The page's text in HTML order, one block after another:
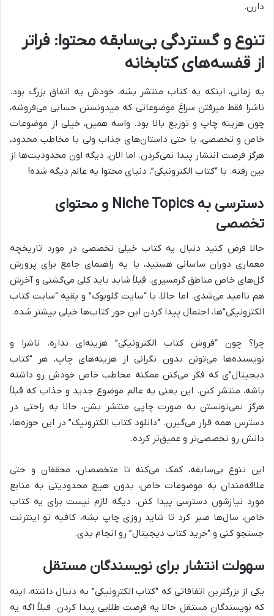
دارن.
تنوع و گستردگی بی‌سابقه محتوا: فراتر
از قفسه‌های کتابخانه
یه زمانی، اینکه یه کتاب منتشر بشه، خودش یه اتفاق بزرگ بود.
ناشرا فقط میرفتن سراغ موضوعاتی که میدونستن حسابی می‌فروشه،
چون هزینه چاپ و توزیع بالا بود. واسه همین، خیلی از موضوعات
خاص و تخصصی، یا حتی داستان‌های جذاب ولی با مخاطب محدود،
هرگز فرصت انتشار پیدا نمی‌کردن. اما الان، دیگه اون محدودیت‌ها از
بین رفته. با “کتاب الکترونیکی”، دنیای محتوا یه عالم دیگه شده!
دسترسی به Niche Topics و محتوای
تخصصی
حالا فرض کنید دنبال یه کتاب خیلی تخصصی در مورد تاریخچه
معماری دوران ساسانی هستید، یا یه راهنمای جامع برای پرورش
گل‌های خاص مناطق گرمسیری. قبلاً شاید باید کلی می‌گشتی و آخرش
هم ناامید می‌شدی. اما حالا، با “سایت گلوبوک” و بقیه “سایت کتاب
الکترونیکی”‌ها، احتمال پیدا کردن این جور کتاب‌ها خیلی بیشتر شده.
چرا؟ چون “فروش کتاب الکترونیکی” هزینه‌ای نداره. ناشرا و
نویسنده‌ها می‌تونن بدون نگرانی از هزینه‌های چاپ، هر “کتاب
دیجیتال”ی که فکر می‌کنن ممکنه مخاطب خاص خودش رو داشته
باشه، منتشر کنن. این یعنی یه عالم موضوع جدید و جذاب که قبلاً
هرگز نمی‌تونستن به صورت چاپی منتشر بشن، حالا به راحتی در
دسترس همه قرار می‌گیرن. “دانلود کتاب الکترونیک” در این حوزه‌ها،
دانش رو تخصصی‌تر و عمیق‌تر کرده.
این تنوع بی‌سابقه، کمک می‌کنه تا متخصصان، محققان و حتی
علاقه‌مندان به موضوعات خاص، بدون هیچ محدودیتی به منابع
مورد نیازشون دسترسی پیدا کنن. دیگه لازم نیست برای یه کتاب
خاص، سال‌ها صبر کرد تا شاید روزی چاپ بشه، کافیه تو اینترنت
جستجو کنی و “خرید کتاب دیجیتال” رو انجام بدی.
سهولت انتشار برای نویسندگان مستقل
یکی از بزرگترین اتفاقاتی که “کتاب الکترونیکی” به دنبال داشته، اینه
که نویسندگان مستقل حالا یه فرصت طلایی پیدا کردن. قبلاً اگه یه